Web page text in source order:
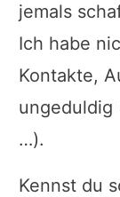
jemals
Ich habe
Kontakte,
ungeduldig
…).
Kennst du